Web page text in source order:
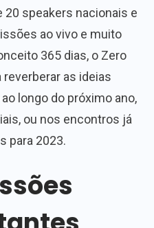
speakers nacionais e
ao vivo e muito
365 dias, o Zero
as ideias
longo do próximo ano,
ou nos encontros já
para 2023.